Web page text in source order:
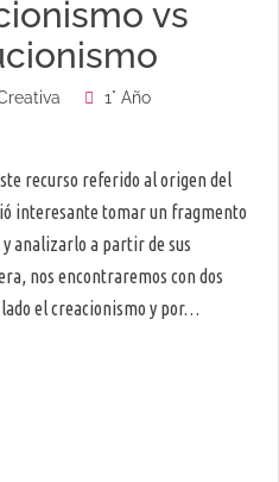
vs
1° Año
recurso referido al origen del
interesante tomar un fragmento
analizarlo a partir de sus
nos encontraremos con dos
el creacionismo y por…